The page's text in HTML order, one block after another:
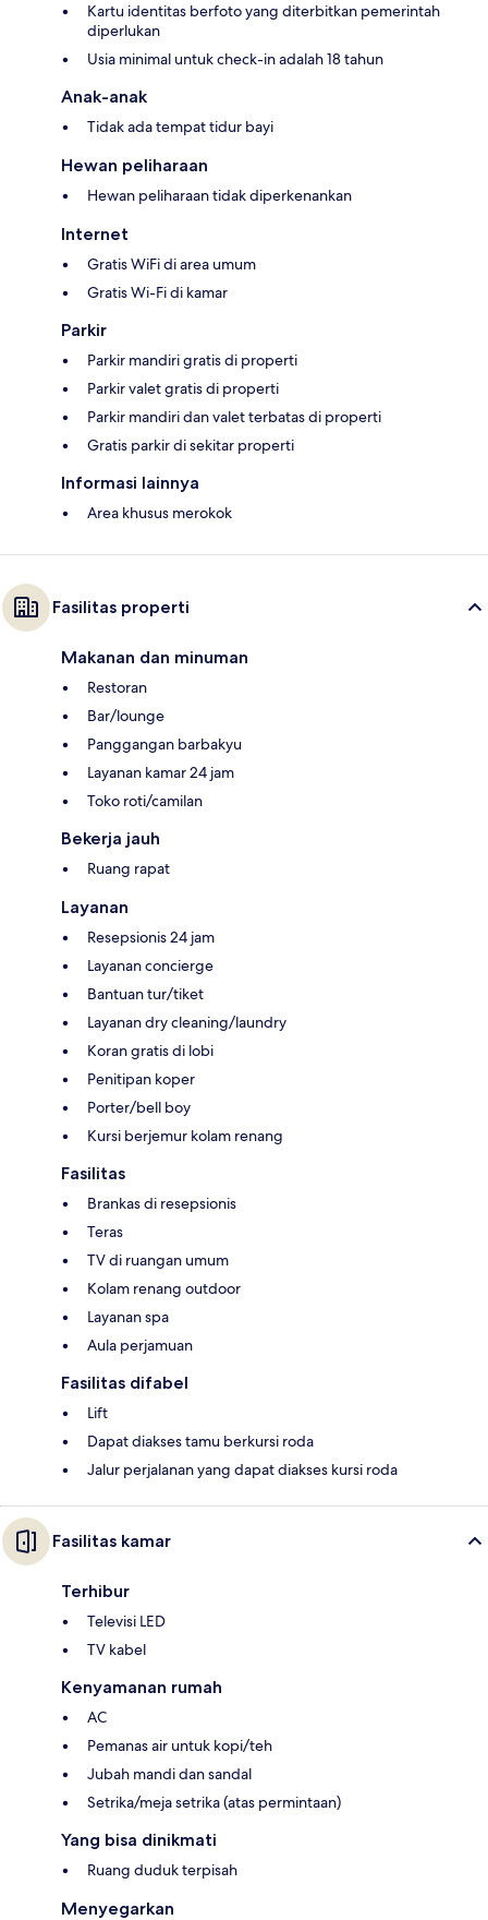
Kartu identitas berfoto yang diterbitkan pemerintah
diperlukan
Usia minimal untuk check-in adalah 18 tahun
Anak-anak
Tidak ada tempat tidur bayi
Hewan peliharaan
Hewan peliharaan tidak diperkenankan
Internet
Gratis WiFi di area umum
Gratis Wi-Fi di kamar
Parkir
Parkir mandiri gratis di properti
Parkir valet gratis di properti
Parkir mandiri dan valet terbatas di properti
Gratis parkir di sekitar properti
Informasi lainnya
Area khusus merokok
Fasilitas properti
Makanan dan minuman
Restoran
Bar/lounge
Panggangan barbakyu
Layanan kamar 24 jam
Toko roti/camilan
Bekerja jauh
Ruang rapat
Layanan
Resepsionis 24 jam
Layanan concierge
Bantuan tur/tiket
Layanan dry cleaning/laundry
Koran gratis di lobi
Penitipan koper
Porter/bell boy
Kursi berjemur kolam renang
Fasilitas
Brankas di resepsionis
Teras
TV di ruangan umum
Kolam renang outdoor
Layanan spa
Aula perjamuan
Fasilitas difabel
Lift
Dapat diakses tamu berkursi roda
Jalur perjalanan yang dapat diakses kursi roda
Fasilitas kamar
Terhibur
Televisi LED
TV kabel
Kenyamanan rumah
AC
Pemanas air untuk kopi/teh
Jubah mandi dan sandal
Setrika/meja setrika (atas permintaan)
Yang bisa dinikmati
Ruang duduk terpisah
Menyegarkan